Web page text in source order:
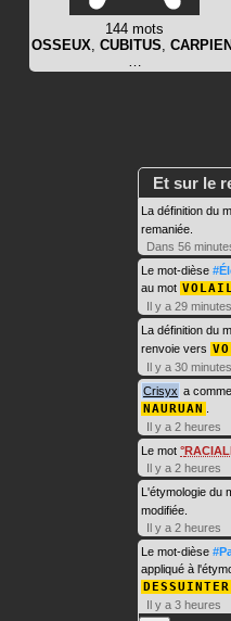
144 mots
OSSEUX, CUBITUS, CARPIEN
…
Et sur le
La définition du
remaniée.
Dans 56
Le mot-dièse
au mot
Il y a 29 minutes
La définition du
renvoie vers
Il y a 30 minutes
Crisyx a
NAURUAN
Il y a 2 heures
Le mot
Il y a 2 heures
L'étymologie du
modifiée.
Il y a 2 heures
Le mot-dièse
appliqué à
DESSUINTER
Il y a 3 heures